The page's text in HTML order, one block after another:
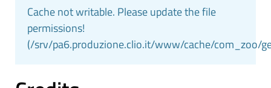
Cache not writable. Please update the file
permissions!
(/srv/pa6.produzione.clio.it/www/cache/com_zoo/